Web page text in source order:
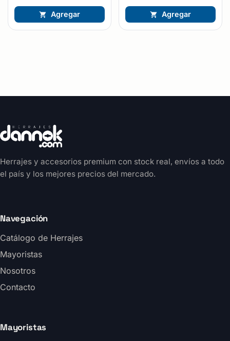
Agregar Agregar
Herrajes y accesorios premium con stock real, envíos a todo
el país y los mejores precios del mercado.
Navegación
Catálogo de Herrajes
Mayoristas
Nosotros
Contacto
Mayoristas